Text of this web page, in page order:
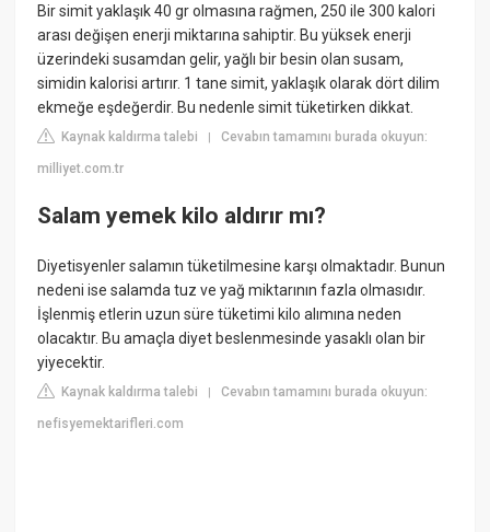
Bir simit yaklaşık 40 gr olmasına rağmen, 250 ile 300 kalori
arası değişen enerji miktarına sahiptir. Bu yüksek enerji
üzerindeki susamdan gelir, yağlı bir besin olan susam,
simidin kalorisi artırır. 1 tane simit, yaklaşık olarak dört dilim
ekmeğe eşdeğerdir. Bu nedenle simit tüketirken dikkat.
Kaynak kaldırma talebi |Cevabın tamamını burada okuyun:
milliyet.com.tr
Salam yemek kilo aldırır mı?
Diyetisyenler salamın tüketilmesine karşı olmaktadır. Bunun
nedeni ise salamda tuz ve yağ miktarının fazla olmasıdır.
İşlenmiş etlerin uzun süre tüketimi kilo alımına neden
olacaktır. Bu amaçla diyet beslenmesinde yasaklı olan bir
yiyecektir.
Kaynak kaldırma talebi |Cevabın tamamını burada okuyun:
nefisyemektarifleri.com